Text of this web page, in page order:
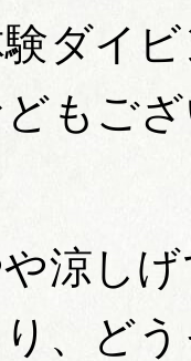
ダイ
もご
涼し
、ど